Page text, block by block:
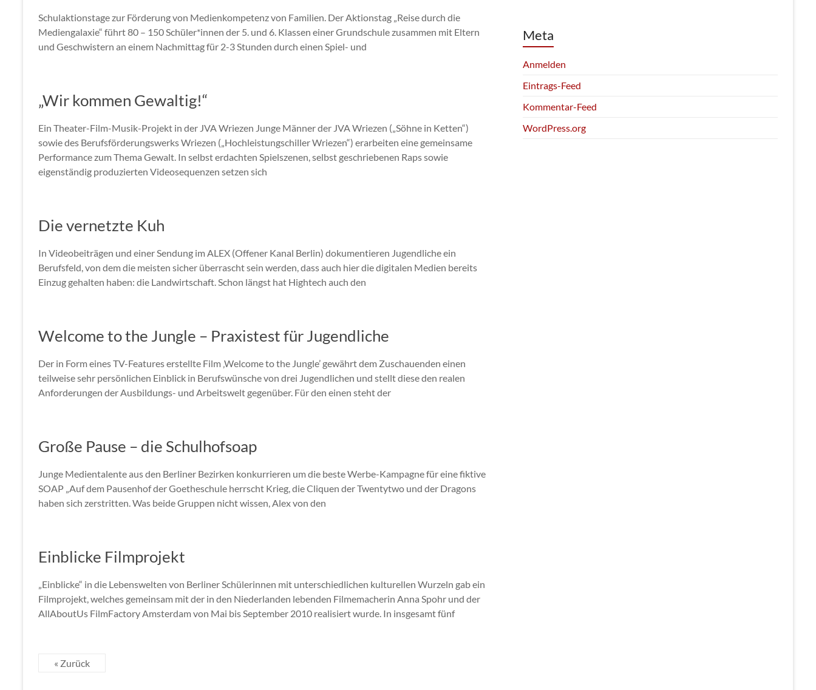
Schulaktionstage zur Förderung von Medienkompetenz von Familien. Der Aktionstag „Reise durch die
Mediengalaxie“ führt 80 – 150 Schüler*innen der 5. und 6. Klassen einer Grundschule zusammen mit Eltern
und Geschwistern an einem Nachmittag für 2-3 Stunden durch einen Spiel- und
„Wir kommen Gewaltig!“
Ein Theater-Film-Musik-Projekt in der JVA Wriezen Junge Männer der JVA Wriezen („Söhne in Ketten“)
sowie des Berufsförderungswerks Wriezen („Hochleistungschiller Wriezen“) erarbeiten eine gemeinsame
Performance zum Thema Gewalt. In selbst erdachten Spielszenen, selbst geschriebenen Raps sowie
eigenständig produzierten Videosequenzen setzen sich
Die vernetzte Kuh
In Videobeiträgen und einer Sendung im ALEX (Offener Kanal Berlin) dokumentieren Jugendliche ein
Berufsfeld, von dem die meisten sicher überrascht sein werden, dass auch hier die digitalen Medien bereits
Einzug gehalten haben: die Landwirtschaft. Schon längst hat Hightech auch den
Welcome to the Jungle – Praxistest für Jugendliche
Der in Form eines TV-Features erstellte Film ‚Welcome to the Jungle’ gewährt dem Zuschauenden einen
teilweise sehr persönlichen Einblick in Berufswünsche von drei Jugendlichen und stellt diese den realen
Anforderungen der Ausbildungs- und Arbeitswelt gegenüber. Für den einen steht der
Große Pause – die Schulhofsoap
Junge Medientalente aus den Berliner Bezirken konkurrieren um die beste Werbe-Kampagne für eine fiktive
SOAP „Auf dem Pausenhof der Goetheschule herrscht Krieg, die Cliquen der Twentytwo und der Dragons
haben sich zerstritten. Was beide Gruppen nicht wissen, Alex von den
Einblicke Filmprojekt
„Einblicke“ in die Lebenswelten von Berliner Schülerinnen mit unterschiedlichen kulturellen Wurzeln gab ein
Filmprojekt, welches gemeinsam mit der in den Niederlanden lebenden Filmemacherin Anna Spohr und der
AllAboutUs FilmFactory Amsterdam von Mai bis September 2010 realisiert wurde. In insgesamt fünf
« Zurück
Meta
Anmelden
Eintrags-Feed
Kommentar-Feed
WordPress.org